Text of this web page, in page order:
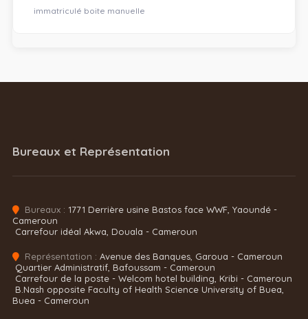
immatriculé boite manuelle
Bureaux et Représentation
Bureaux : 1771 Derrière usine Bastos face WWF, Yaoundé -
Cameroun
Carrefour idéal Akwa, Douala - Cameroun
Représentation : Avenue des Banques, Garoua - Cameroun
Quartier Administratif, Bafoussam - Cameroun
Carrefour de la poste - Welcom hotel building, Kribi - Cameroun
B.Nash opposite Faculty of Health Science University of Buea,
Buea - Cameroun